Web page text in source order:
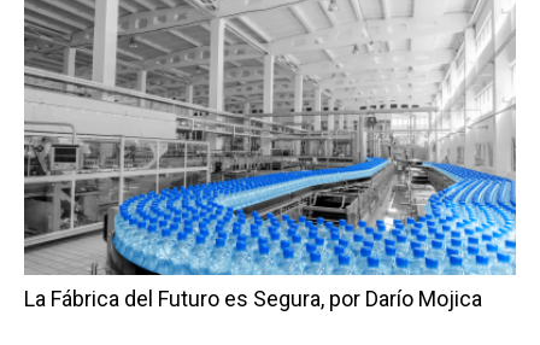
La Fábrica del Futuro es Segura, por Darío Mojica